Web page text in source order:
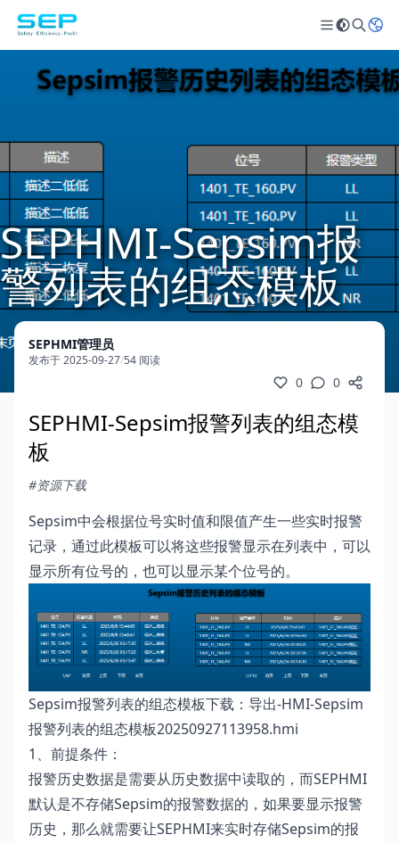
SEPHMI-Sepsim报
警列表的组态模板
SEPHMI管理员
发布于 2025-09-27/54 阅读
0 0
SEPHMI-Sepsim报警列表的组态模
板
#资源下载
Sepsim中会根据位号实时值和限值产生一些实时报警
记录，通过此模板可以将这些报警显示在列表中，可以
显示所有位号的，也可以显示某个位号的。
Sepsim报警列表的组态模板下载： 导出-HMI-Sepsim
报警列表的组态模板20250927113958.hmi
1、前提条件：
报警历史数据是需要从历史数据中读取的，而SEPHMI
默认是不存储Sepsim的报警数据的，如果要显示报警
历史，那么就需要让SEPHMI来实时存储Sepsim的报